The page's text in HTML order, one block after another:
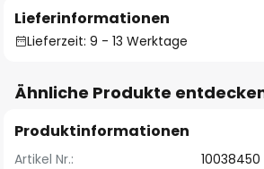
Lieferinformationen
Lieferzeit: 9 - 13 Werktage
Ähnliche Produkte
Produktinformationen
Artikel Nr.: 10038450